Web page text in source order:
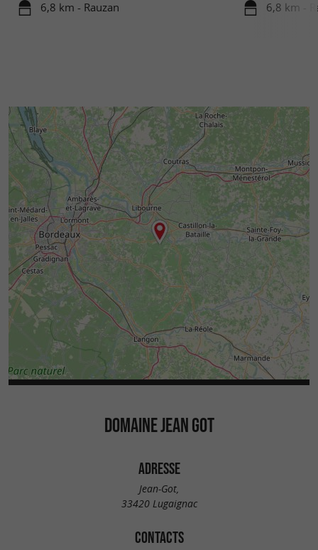
6,8 km - Rauzan 6,8 km -
DOMAINE JEAN GOT
ADRESSE
Jean-Got,
33420 Lugaignac
CONTACTS